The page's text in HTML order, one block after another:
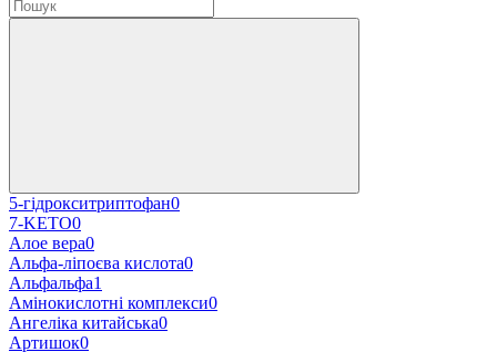
5-гідрокситриптофан0
7-KETO0
Алое вера0
Альфа-ліпоєва кислота0
Альфальфа1
Амінокислотні комплекси0
Ангеліка китайська0
Артишок0